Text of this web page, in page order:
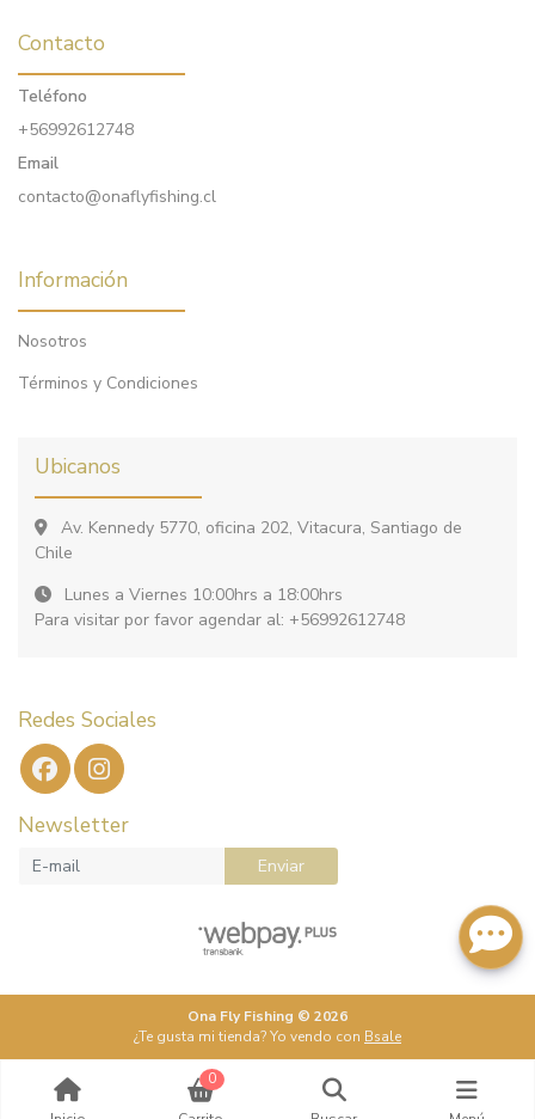
Contacto
Teléfono
+56992612748
Email
contacto@onaflyfishing.cl
Información
Nosotros
Términos y Condiciones
Ubicanos
Av. Kennedy 5770, oficina 202, Vitacura, Santiago de
Chile
Lunes a Viernes 10:00hrs a 18:00hrs
Para visitar por favor agendar al: +56992612748
Redes Sociales
Newsletter
Enviar
Ona Fly Fishing © 2026
¿Te gusta mi tienda? Yo vendo con Bsale
0